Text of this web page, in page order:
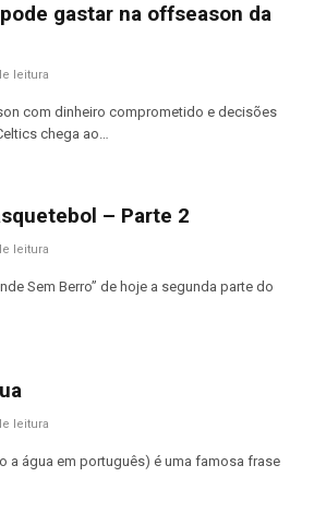
gastar na offseason da
leitura
com dinheiro comprometido e decisões
chega ao…
– Parte 2
leitura
Sem Berro” de hoje a segunda parte do
leitura
a água em português) é uma famosa frase